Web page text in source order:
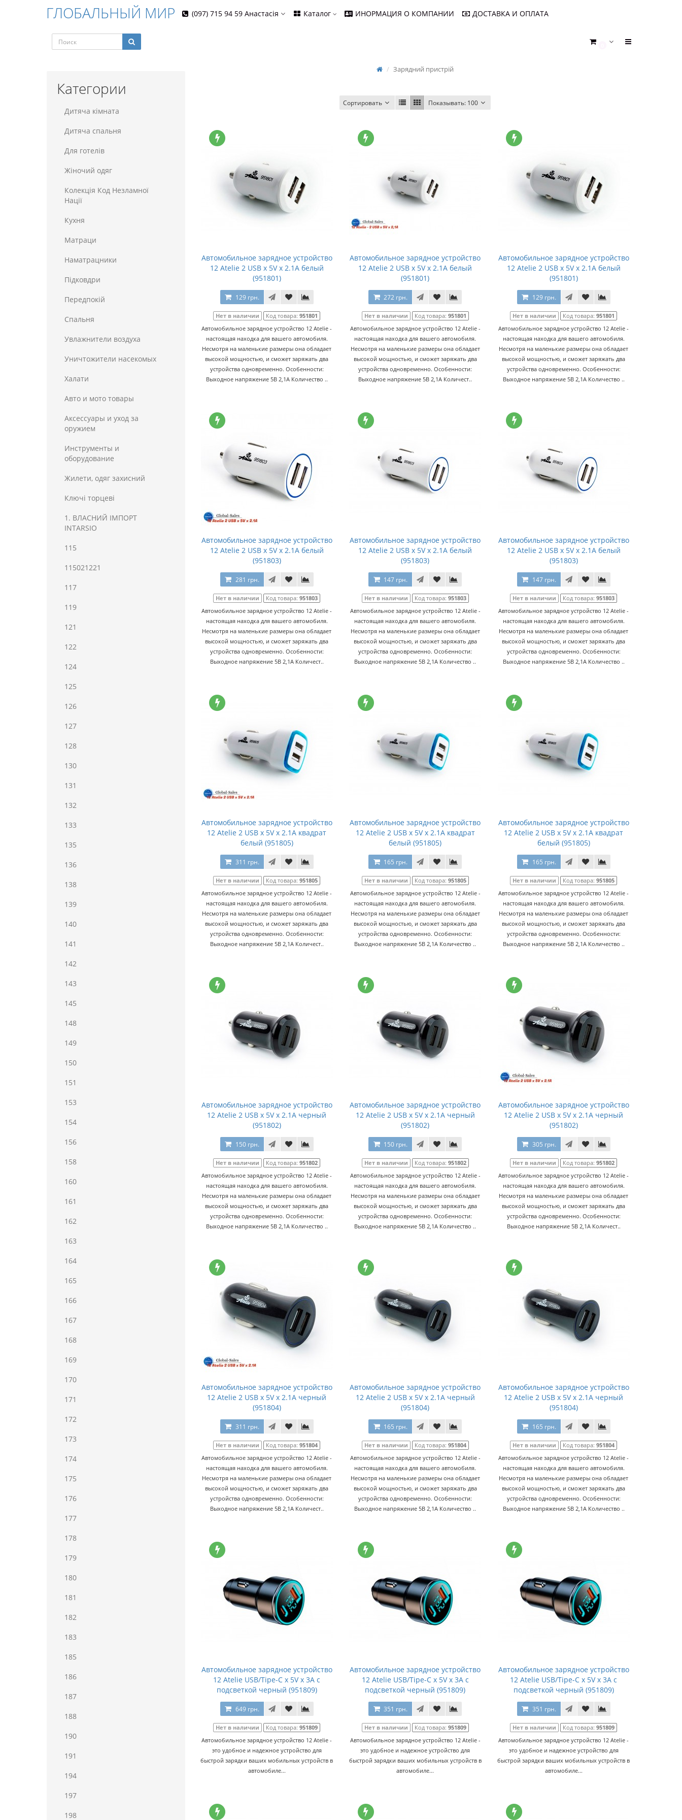
ГЛОБАЛЬНЫЙ МИР (097) 715 94 59 Анастасія Каталог ИНОРМАЦИЯ О КОМПАНИИ ДОСТАВКА И ОПЛАТА
Категории
Дитяча кімната
Дитяча спальня
Для готелiв
Жіночий одяг
Колекція Код Незламної
Нації
Кухня
Матраци
Наматрацники
Пiдковдри
Передпокій
Спальня
Увлажнители воздуха
Уничтожители насекомых
Халати
Авто и мото товары
Аксессуары и уход за
оружием
Инструменты и
оборудование
Жилети, одяг захисний
Ключі торцеві
1. ВЛАСНИЙ ІМПОРТ
INTARSIO
115
115021221
117
119
121
122
124
125
126
127
128
130
131
132
133
135
136
138
139
140
141
142
143
145
148
149
150
151
153
154
156
158
160
161
162
163
164
165
166
167
168
169
170
171
172
173
174
175
176
177
178
179
180
181
182
183
185
186
187
188
190
191
194
197
198
Зарядний пристрій
Сортировать Показывать: 100
Автомобильное зарядное устройство
12 Atelie 2 USB x 5V x 2.1A белый
(951801)
129 грн.
Нет в наличии Код товара:951801
Автомобильное зарядное устройство 12 Atelie -
настоящая находка для вашего автомобиля.
Несмотря на маленькие размеры она обладает
высокой мощностью, и сможет заряжать два
устройства одновременно. Особенности:
Выходное напряжение 5В 2,1А Количество ..
Автомобильное зарядное устройство
12 Atelie 2 USB x 5V x 2.1A белый
(951801)
272 грн.
Нет в наличии Код товара: 951801
Автомобильное зарядное устройство 12 Atelie -
настоящая находка для вашего автомобиля.
Несмотря на маленькие размеры она обладает
высокой мощностью, и сможет заряжать два
устройства одновременно. Особенности:
Выходное напряжение 5В 2,1А Количест..
Автомобильное зарядное устройство
12 Atelie 2 USB x 5V x 2.1A белый
(951801)
129 грн.
Нет в наличии Код товара:951801
Автомобильное зарядное устройство 12 Atelie -
настоящая находка для вашего автомобиля.
Несмотря на маленькие размеры она обладает
высокой мощностью, и сможет заряжать два
устройства одновременно. Особенности:
Выходное напряжение 5В 2,1А Количество ..
Автомобильное зарядное устройство
12 Atelie 2 USB x 5V x 2.1A белый
(951803)
281 грн.
Нет в наличии Код товара:951803
Автомобильное зарядное устройство 12 Atelie -
настоящая находка для вашего автомобиля.
Несмотря на маленькие размеры она обладает
высокой мощностью, и сможет заряжать два
устройства одновременно. Особенности:
Выходное напряжение 5В 2,1А Количест..
Автомобильное зарядное устройство
12 Atelie 2 USB x 5V x 2.1A белый
(951803)
147 грн.
Нет в наличии Код товара: 951803
Автомобильное зарядное устройство 12 Atelie -
настоящая находка для вашего автомобиля.
Несмотря на маленькие размеры она обладает
высокой мощностью, и сможет заряжать два
устройства одновременно. Особенности:
Выходное напряжение 5В 2,1А Количество ..
Автомобильное зарядное устройство
12 Atelie 2 USB x 5V x 2.1A белый
(951803)
147 грн.
Нет в наличии Код товара:951803
Автомобильное зарядное устройство 12 Atelie -
настоящая находка для вашего автомобиля.
Несмотря на маленькие размеры она обладает
высокой мощностью, и сможет заряжать два
устройства одновременно. Особенности:
Выходное напряжение 5В 2,1А Количество ..
Автомобильное зарядное устройство
12 Atelie 2 USB x 5V x 2.1A квадрат
белый (951805)
311 грн.
Нет в наличии Код товара:951805
Автомобильное зарядное устройство 12 Atelie -
настоящая находка для вашего автомобиля.
Несмотря на маленькие размеры она обладает
высокой мощностью, и сможет заряжать два
устройства одновременно. Особенности:
Выходное напряжение 5В 2,1А Количест..
Автомобильное зарядное устройство
12 Atelie 2 USB x 5V x 2.1A квадрат
белый (951805)
165 грн.
Нет в наличии Код товара: 951805
Автомобильное зарядное устройство 12 Atelie -
настоящая находка для вашего автомобиля.
Несмотря на маленькие размеры она обладает
высокой мощностью, и сможет заряжать два
устройства одновременно. Особенности:
Выходное напряжение 5В 2,1А Количество ..
Автомобильное зарядное устройство
12 Atelie 2 USB x 5V x 2.1A квадрат
белый (951805)
165 грн.
Нет в наличии Код товара:951805
Автомобильное зарядное устройство 12 Atelie -
настоящая находка для вашего автомобиля.
Несмотря на маленькие размеры она обладает
высокой мощностью, и сможет заряжать два
устройства одновременно. Особенности:
Выходное напряжение 5В 2,1А Количество ..
Автомобильное зарядное устройство
12 Atelie 2 USB x 5V x 2.1A черный
(951802)
150 грн.
Нет в наличии Код товара:951802
Автомобильное зарядное устройство 12 Atelie -
настоящая находка для вашего автомобиля.
Несмотря на маленькие размеры она обладает
высокой мощностью, и сможет заряжать два
устройства одновременно. Особенности:
Выходное напряжение 5В 2,1А Количество ..
Автомобильное зарядное устройство
12 Atelie 2 USB x 5V x 2.1A черный
(951802)
150 грн.
Нет в наличии Код товара: 951802
Автомобильное зарядное устройство 12 Atelie -
настоящая находка для вашего автомобиля.
Несмотря на маленькие размеры она обладает
высокой мощностью, и сможет заряжать два
устройства одновременно. Особенности:
Выходное напряжение 5В 2,1А Количество ..
Автомобильное зарядное устройство
12 Atelie 2 USB x 5V x 2.1A черный
(951802)
305 грн.
Нет в наличии Код товара:951802
Автомобильное зарядное устройство 12 Atelie -
настоящая находка для вашего автомобиля.
Несмотря на маленькие размеры она обладает
высокой мощностью, и сможет заряжать два
устройства одновременно. Особенности:
Выходное напряжение 5В 2,1А Количест..
Автомобильное зарядное устройство
12 Atelie 2 USB x 5V x 2.1A черный
(951804)
311 грн.
Нет в наличии Код товара:951804
Автомобильное зарядное устройство 12 Atelie -
настоящая находка для вашего автомобиля.
Несмотря на маленькие размеры она обладает
высокой мощностью, и сможет заряжать два
устройства одновременно. Особенности:
Выходное напряжение 5В 2,1А Количест..
Автомобильное зарядное устройство
12 Atelie 2 USB x 5V x 2.1A черный
(951804)
165 грн.
Нет в наличии Код товара: 951804
Автомобильное зарядное устройство 12 Atelie -
настоящая находка для вашего автомобиля.
Несмотря на маленькие размеры она обладает
высокой мощностью, и сможет заряжать два
устройства одновременно. Особенности:
Выходное напряжение 5В 2,1А Количество ..
Автомобильное зарядное устройство
12 Atelie 2 USB x 5V x 2.1A черный
(951804)
165 грн.
Нет в наличии Код товара:951804
Автомобильное зарядное устройство 12 Atelie -
настоящая находка для вашего автомобиля.
Несмотря на маленькие размеры она обладает
высокой мощностью, и сможет заряжать два
устройства одновременно. Особенности:
Выходное напряжение 5В 2,1А Количество ..
Автомобильное зарядное устройство
12 Atelie USB/Tipe-C x 5V x 3A с
подсветкой черный (951809)
649 грн.
Нет в наличии Код товара:951809
Автомобильное зарядное устройство 12 Atelie -
это удобное и надежное устройство для
быстрой зарядки ваших мобильных устройств в
автомобиле...
Автомобильное зарядное устройство
12 Atelie USB/Tipe-C x 5V x 3A с
подсветкой черный (951809)
351 грн.
Нет в наличии Код товара: 951809
Автомобильное зарядное устройство 12 Atelie -
это удобное и надежное устройство для
быстрой зарядки ваших мобильных устройств в
автомобиле...
Автомобильное зарядное устройство
12 Atelie USB/Tipe-C x 5V x 3A с
подсветкой черный (951809)
351 грн.
Нет в наличии Код товара:951809
Автомобильное зарядное устройство 12 Atelie -
это удобное и надежное устройство для
быстрой зарядки ваших мобильных устройств в
автомобиле...